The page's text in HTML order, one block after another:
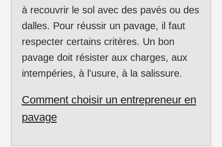
à recouvrir le sol avec des pavés ou des
dalles. Pour réussir un pavage, il faut
respecter certains critères. Un bon
pavage doit résister aux charges, aux
intempéries, à l'usure, à la salissure.
Comment choisir un entrepreneur en
pavage